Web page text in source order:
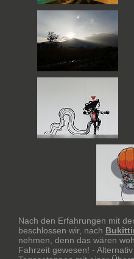
Nach den Erfahrungen mit
beschlossen wir, nach
nehmen, denn das wären
Fahrzeit gewesen! -